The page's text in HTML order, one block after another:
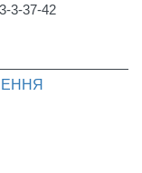
3-37-42